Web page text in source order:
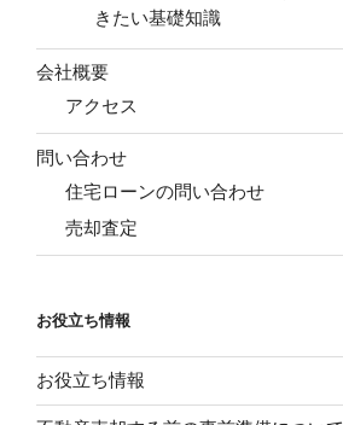
きたい基礎知識
会社概要
アクセス
問い合わせ
住宅ローンの問い合わせ
売却査定
お役立ち情報
お役立ち情報